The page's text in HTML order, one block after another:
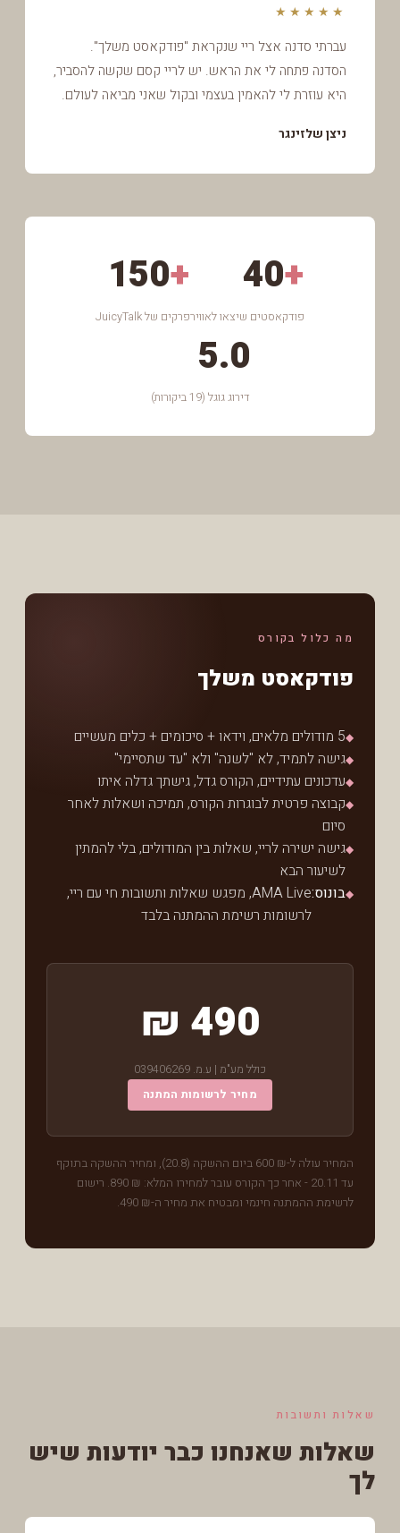
★★★★★
עברתי סדנה אצל ריי שנקראת "פודקאסט משלך".
הסדנה פתחה לי את הראש. יש לריי קסם שקשה להסביר,
היא עוזרת לי להאמין בעצמי ובקול שאני מביאה לעולם.
ניצן שלזינגר
+
40
פודקאסטים שיצאו לאוויר
+
150
פרקים שלJuicyTalk
5.0
דירוג גוגל (19 ביקורות)
מה כלול בקורס
פודקאסט משלך
◆5 מודולים מלאים, וידאו + סיכומים + כלים מעשיים
◆גישה לתמיד, לא "לשנה" ולא "עד שתסיימי"
◆עדכונים עתידיים, הקורס גדל, גישתך גדלה איתו
◆קבוצה פרטית לבוגרות הקורס, תמיכה ושאלות לאחר
סיום
◆גישה ישירה לריי, שאלות בין המודולים, בלי להמתין
לשיעור הבא
◆בונוס:
AMA Live, מפגש שאלות ותשובות חי עם ריי,
לרשומות רשימת ההמתנה בלבד
490 ₪
כולל מע"מ | ע.מ. 039406269
מחיר לרשומות המתנה
המחיר עולה ל-600 ₪ ביום ההשקה (20.8), ומחיר ההשקה בתוקף
עד 20.11 - אחר כך הקורס עובר למחירו המלא: 890 ₪. רישום
לרשימת ההמתנה חינמי ומבטיח את מחיר ה-490 ₪
.
שאלות ותשובות
שאלות שאנחנו כבר יודעות שיש
לך